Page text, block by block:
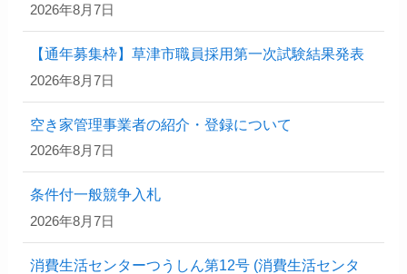
2026年8月7日
【通年募集枠】草津市職員採用第一次試験結果発表
2026年8月7日
空き家管理事業者の紹介・登録について
2026年8月7日
条件付一般競争入札
2026年8月7日
消費生活センターつうしん第12号 (消費生活センタ